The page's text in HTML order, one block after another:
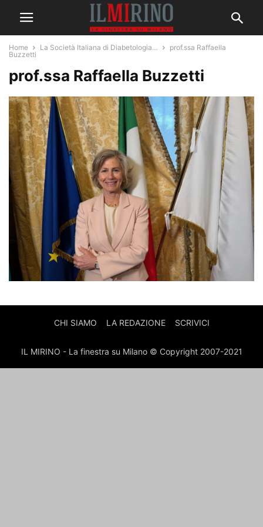
Home La Società Italiana di Diabetologia…
prof.ssa Raffaella
Buzzetti
prof.ssa Raffaella Buzzetti
CHI SIAMO LA REDAZIONE SCRIVICI
IL MIRINO - La finestra su Milano © Copyright 2007-2021